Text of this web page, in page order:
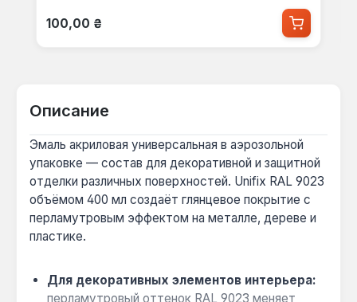
Обычная цена:
100,00 ₴
Описание
Эмаль акриловая универсальная в аэрозольной
упаковке — состав для декоративной и защитной
отделки различных поверхностей. Unifix RAL 9023
объёмом 400 мл создаёт глянцевое покрытие с
перламутровым эффектом на металле, дереве и
пластике.
Для декоративных элементов интерьера:
перламутровый оттенок RAL 9023 меняет